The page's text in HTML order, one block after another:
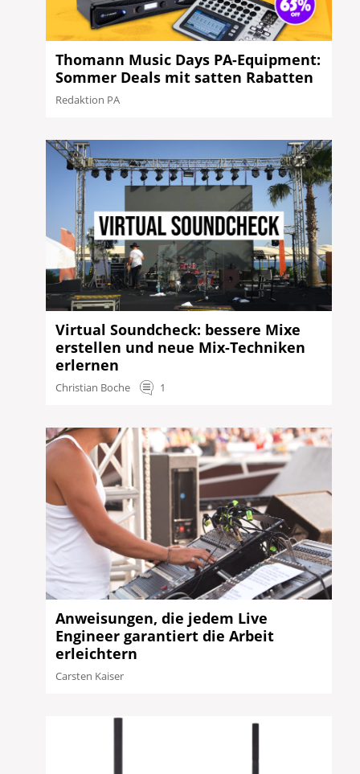
Thomann Music Days PA-Equipment:
Sommer Deals mit satten Rabatten
Redaktion PA
Virtual Soundcheck: bessere Mixe
erstellen und neue Mix-Techniken
erlernen
Christian Boche 1
Anweisungen, die jedem Live
Engineer garantiert die Arbeit
erleichtern
Carsten Kaiser